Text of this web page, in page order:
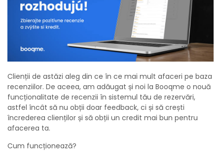
Clienții de astăzi aleg din ce în ce mai mult afaceri pe baza
recenziilor. De aceea, am adăugat și noi la Booqme o nouă
funcționalitate de recenzii în sistemul tău de rezervări,
astfel încât să nu obții doar feedback, ci și să crești
încrederea clienților și să obții un credit mai bun pentru
afacerea ta.
Cum funcționează?